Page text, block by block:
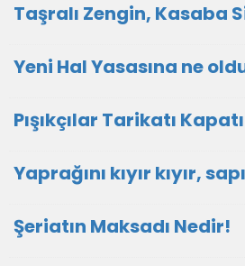
Taşralı Zengin, Kasaba
Yeni Hal Yasasına ne
Pışıkçılar Tarikatı
Yaprağını kıyır kıyır,
Şeriatın Maksadı Nedir!